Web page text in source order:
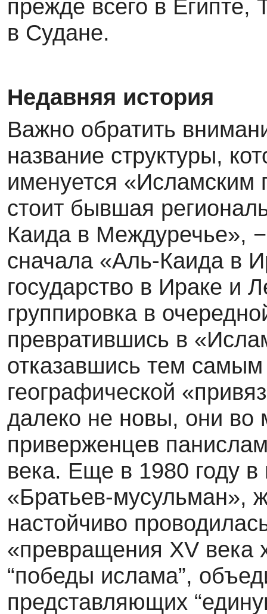
прежде всего в
в Судане.
Недавняя история
Важно обратить
название структуры,
именуется «Исламским
стоит бывшая
Каида в Междуречье»,
сначала «Аль-Каида в
государство в Ираке и
группировка в
превратившись в
отказавшись тем
географической
далеко не новы, они во
приверженцев
века. Еще в 1980 году в
«Братьев-мусульман»,
настойчиво
«превращения XV века
“победы ислама”,
представляющих